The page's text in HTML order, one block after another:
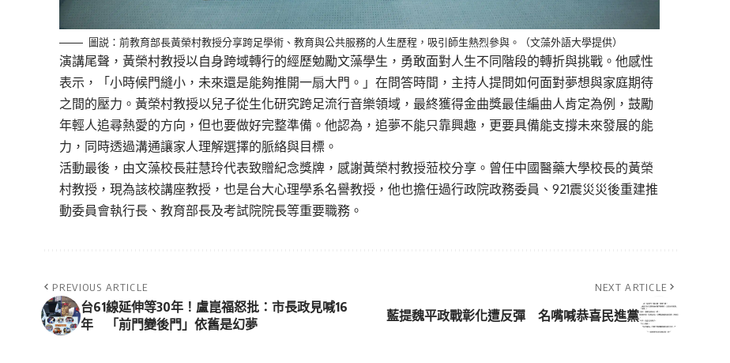
圖説：前教育部長黃榮村教授分享跨足學術、教育與公共服務的人生歷程，吸引師生熱烈參與。（文藻外語大學提供）
演講尾聲，黃榮村教授以自身跨域轉行的經歷勉勵文藻學生，勇敢面對人生不同階段的轉折與挑戰。他感性
表示 ， 「小時候門縫小， 未來還是能夠推開一扇大門。 」在問答時間， 主持人提問如何面對夢想與家庭期待
之間的壓力。黃榮村教授以兒子從生化研究跨足流行音樂領域 ， 最終獲得金曲獎最佳編曲人肯定為例，鼓勵
年輕人追尋熱愛的方向，但也要做好完整準備。他認為，追夢不能只靠興趣，更要具備能支撐未來發展的能
力， 同時透過溝通讓家人理解選擇的脈絡與目標。
活動最後，由文藻校長莊慧玲代表致贈紀念獎牌，感謝黃榮村教授蒞校分享。 曾任中國醫藥大學校長的黃榮
村教授，現為該校講座教授 ，也是台大心理學系名譽教授，他也擔任過行政院政務委員 、921震災災後重建推
動委員會執行長、教育部長及考試院院長等重要職務。
PREVIOUS ARTICLE
台61線延伸等30年！盧崑福怒批：市長政見喊16
年 「前門變後門」依舊是幻夢
NEXT ARTICLE
藍提魏平政戰彰化遭反彈 名嘴喊恭喜民進黨